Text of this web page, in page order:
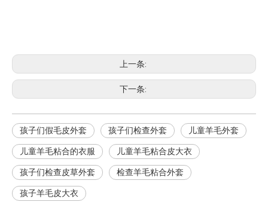
上一条:
下一条:
孩子们假毛皮外套 孩子们检查外套
儿童羊毛外套
儿童羊毛粘合的衣服
儿童羊毛粘合皮大衣
孩子们检查皮草外套
检查羊毛粘合外套
孩子羊毛皮大衣